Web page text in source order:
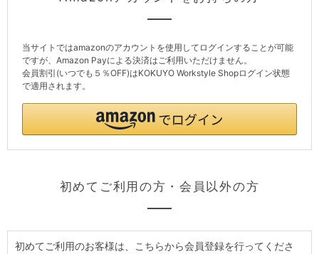
初めてご利用の方・会員以外の方
初めてご利用のお客様は、こちらから会員登録を行ってくださ